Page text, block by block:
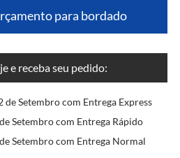
para bordado
e receba seu pedido:
de Setembro com Entrega Express
Setembro com Entrega Rápido
Setembro com Entrega Normal